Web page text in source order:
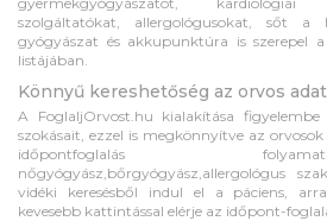
szolgáltatókat, allergológusokat, sőt a
gyógyászat és akkupunktúra is szerepel
listájában.
Könnyű kereshetőség az orvos
A FoglaljOrvost.hu kialakítása figyelembe
szokásait, ezzel is megkönnyítve az orvosok
időpontfoglalás
nőgyógyász,bőrgyógyász,allergológus
vidéki keresésből indul el a páciens,
kevesebb kattintással elérje az időpont-